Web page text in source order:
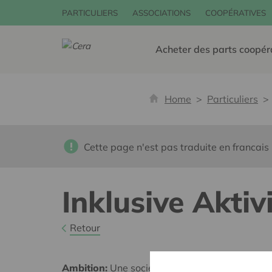
PARTICULIERS ASSOCIATIONS COOPÉRATIVES
Acheter des parts
Home Particuliers
Cette page n'est pas traduite en francais
Inklusive
Retour
Ambition: Une société solidaire et